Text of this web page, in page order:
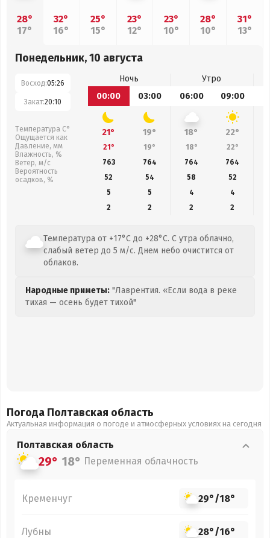
28°
17°
32°
16°
25°
15°
23°
12°
23°
10°
28°
10°
31°
13°
Понедельник, 10 августа
Восход:05:26
Закат:20:10
Температура С°
Ощущается как
Давление, мм
Влажность, %
Ветер, м/с
Вероятность
осадков, %
Ночь
Утро
00:00
03:00 06:00 09:00
21° 19° 18° 22°
21° 19° 18° 22°
763
764 764 764
52
54 58 52
5
5 4
4
2
2 2 2
Температура от +17°C до +28°C. С утра облачно,
слабый ветер до 5 м/с. Днем небо очистится от
облаков.
Народные приметы: "Лаврентия. «Если вода в реке
тихая — осень будет тихой"
Погода Полтавская область
Актуальная информация о погоде и атмосферных условиях на сегодня
Полтавская область
29° 18° Переменная облачность
Кременчуг 29°/18°
Лубны 28°/16°